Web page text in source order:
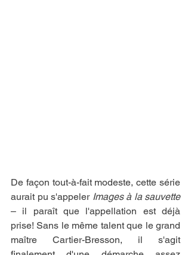
De façon tout-à-fait modeste, cette série
aurait pu s'appeler Images à la sauvette
– il paraît que l'appellation est déjà
prise! Sans le même talent que le grand
maître Cartier-Bresson, il s'agit